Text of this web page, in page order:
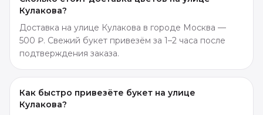
Кулакова?
Доставка на улице Кулакова в городе Москва —
500 ₽. Свежий букет привезём за 1–2 часа после
подтверждения заказа.
Как быстро привезёте букет на улице
Кулакова?